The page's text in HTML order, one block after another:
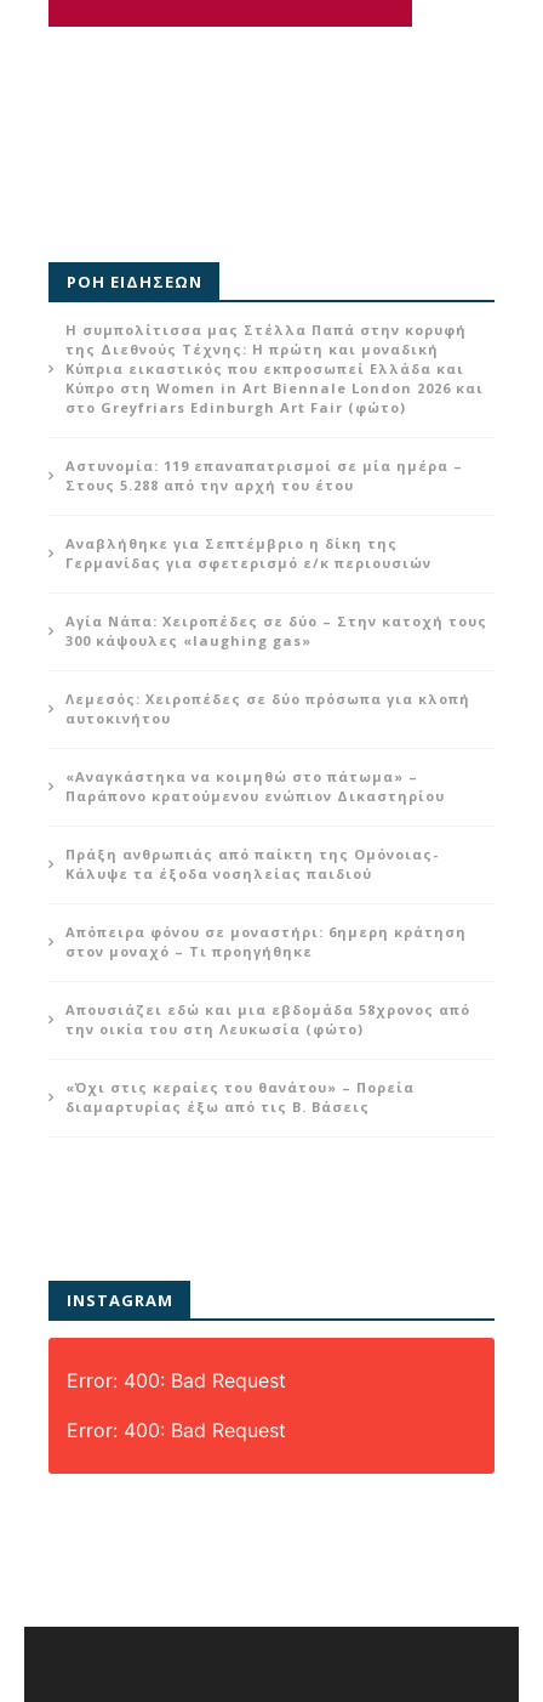
ΡΟΗ ΕΙΔΗΣΕΩΝ
Η συμπολίτισσα μας Στέλλα Παπά στην κορυφή
της Διεθνούς Τέχνης: Η πρώτη και μοναδική
Κύπρια εικαστικός που εκπροσωπεί Ελλάδα και
Κύπρο στη Women in Art Biennale London 2026 και
στο Greyfriars Edinburgh Art Fair (φώτο)
Αστυνομία: 119 επαναπατρισμοί σε μία ημέρα –
Στους 5.288 από την αρχή του έτου
Αναβλήθηκε για Σεπτέμβριο η δίκη της
Γερμανίδας για σφετερισμό ε/κ περιουσιών
Αγία Νάπα: Χειροπέδες σε δύο – Στην κατοχή τους
300 κάψουλες «laughing gas»
Λεμεσός: Χειροπέδες σε δύο πρόσωπα για κλοπή
αυτοκινήτου
«Αναγκάστηκα να κοιμηθώ στο πάτωμα» –
Παράπονο κρατούμενου ενώπιον Δικαστηρίου
Πράξη ανθρωπιάς από παίκτη της Ομόνοιας-
Κάλυψε τα έξοδα νοσηλείας παιδιού
Απόπειρα φόνου σε μοναστήρι: 6ημερη κράτηση
στον μοναχό – Τι προηγήθηκε
Απουσιάζει εδώ και μια εβδομάδα 58χρονος από
την οικία του στη Λευκωσία (φώτο)
«Όχι στις κεραίες του θανάτου» – Πορεία
διαμαρτυρίας έξω από τις Β. Βάσεις
INSTAGRAM
Error: 400: Bad Request
Error: 400: Bad Request